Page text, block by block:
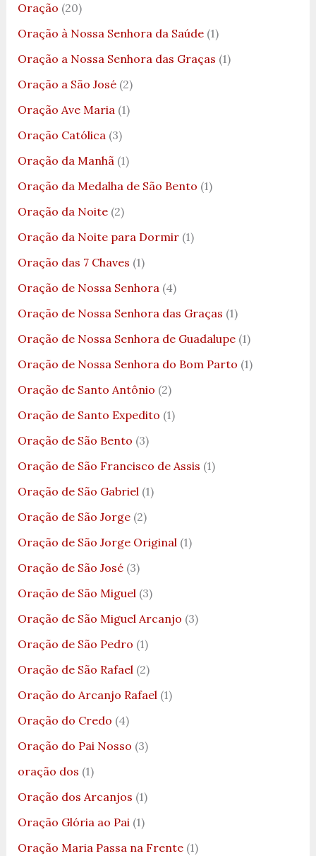
Oração (20)
Oração à Nossa Senhora da Saúde(1)
Oração a Nossa Senhora das Graças (1)
Oração a São José(2)
Oração Ave Maria(1)
Oração Católica(3)
Oração da Manhã(1)
Oração da Medalha de São Bento (1)
Oração da Noite(2)
Oração da Noite para Dormir(1)
Oração das 7 Chaves (1)
Oração de Nossa Senhora(4)
Oração de Nossa Senhora das Graças (1)
Oração de Nossa Senhora de Guadalupe(1)
Oração de Nossa Senhora do Bom Parto (1)
Oração de Santo Antônio (2)
Oração de Santo Expedito (1)
Oração de São Bento (3)
Oração de São Francisco de Assis (1)
Oração de São Gabriel(1)
Oração de São Jorge(2)
Oração de São Jorge Original(1)
Oração de São José(3)
Oração de São Miguel(3)
Oração de São Miguel Arcanjo (3)
Oração de São Pedro (1)
Oração de São Rafael(2)
Oração do Arcanjo Rafael(1)
Oração do Credo (4)
Oração do Pai Nosso (3)
oração dos (1)
Oração dos Arcanjos (1)
Oração Glória ao Pai(1)
Oração Maria Passa na Frente(1)